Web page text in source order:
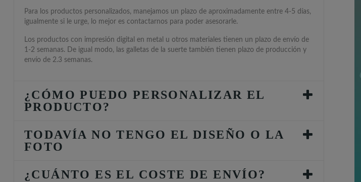
Para los productos personalizados, manejamos un plazo de aproximadamente entre 4-5 días,
igualmente si le urge, lo mejor es contactarnos para poder asesorarle.
Los productos con impresión digital en metal u otros materiales tienen un plazo de envío de
1-2 semanas. De igual modo, las galletas de la suerte también tienen plazo de producción y
envío de 2.3 semanas.
¿CÓMO PUEDO PERSONALIZAR EL
PRODUCTO?
TODAVÍA NO TENGO EL DISEÑO O LA
FOTO
¿CUÁNTO ES EL COSTE DE ENVÍO?